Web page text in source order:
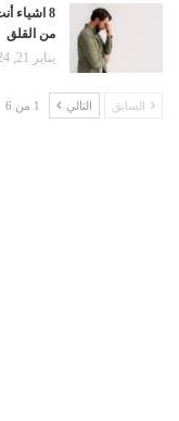
8
من القلق
يناير 21, 2024
السابق التالي 1 من 6